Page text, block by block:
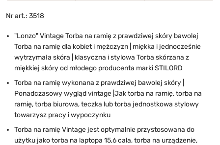
Nr art.: 3518
"Lonzo" Vintage Torba na ramię z prawdziwej skóry bawolej
Torba na ramię dla kobiet i mężczyzn | miękka i jednocześnie
wytrzymała skóra | klasyczna i stylowa Torba skórzana z
miękkiej skóry od młodego producenta marki STILORD
Torba na ramię wykonana z prawdziwej bawolej skóry |
Ponadczasowy wygląd vintage |Jak torba na ramię, torba na
ramię, torba biurowa, teczka lub torba jednostkowa stylowy
towarzysz pracy i wypoczynku
Torba na ramię Vintage jest optymalnie przystosowana do
użytku jako torba na laptopa 15,6 cala, torba na urządzenie,